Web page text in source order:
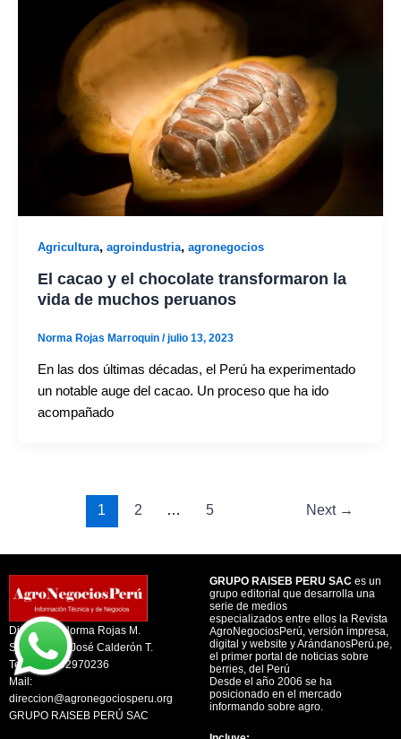
Agricultura, agroindustria, agronegocios
El cacao y el chocolate transformaron la
vida de muchos peruanos
Norma Rojas Marroquin /julio 13, 2023
En las dos últimas décadas, el Perú ha experimentado
un notable auge del cacao. Un proceso que ha ido
acompañado
1 2 … 5 Next →
Directora : Norma Rojas M.
Subdirector: José Calderón T.
Telf. +51 992970236
Mail:
direccion@agronegociosperu.org
GRUPO RAISEB PERÚ SAC
GRUPO RAISEB PERU SAC es un
grupo editorial que desarrolla una
serie de medios
especializados entre ellos la Revista
AgroNegociosPerú, versión impresa,
digital y website y ArándanosPerú.pe,
el primer portal de noticias sobre
berries, del Perú
Desde el año 2006 se ha
posicionado en el mercado
informando sobre agro.